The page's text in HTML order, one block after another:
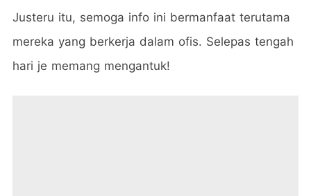
Justeru itu, semoga info ini bermanfaat terutama
mereka yang berkerja dalam ofis. Selepas tengah
hari je memang mengantuk!